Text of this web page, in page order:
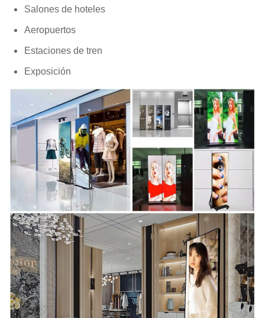
Clasificación IP
Frecuencia de
actualización
Tipo de
instalación
De pie y plegable
Escala de
grises
16 bits
Ángulo de
visión
H:170°V:170°
Temperatura
de
funcionamiento
-20℃~+50℃
Humedad de
funcionamiento
10%-90%HR
Salones de hoteles
Aeropuertos
Estaciones de tren
Exposición